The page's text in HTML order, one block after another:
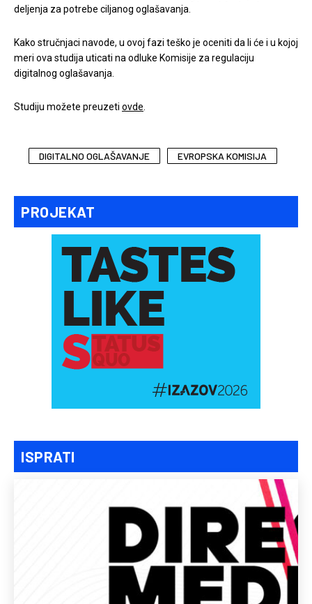
PROJEKAT
ISPRATI
deljenja za potrebe ciljanog oglašavanja.
Kako stručnjaci navode, u ovoj fazi teško je oceniti da li će i u kojoj
meri ova studija uticati na odluke Komisije za regulaciju
digitalnog oglašavanja.
Studiju možete preuzeti ovde
DIGITALNO OGLAŠAVANJE EVROPSKA KOMISIJA